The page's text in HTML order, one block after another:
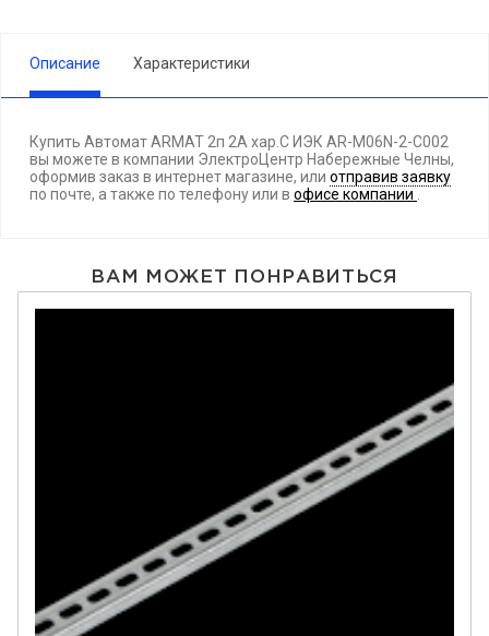
Описание Характеристики
Купить Автомат ARMAT 2п 2А хар.С ИЭК AR-M06N-2-C002
вы можете в компании ЭлектроЦентр Набережные Челны,
оформив заказ в интернет магазине, или отправив заявку
по почте, а также по телефонуили в офисе компании
ВАМ МОЖЕТ ПОНРАВИТЬСЯ